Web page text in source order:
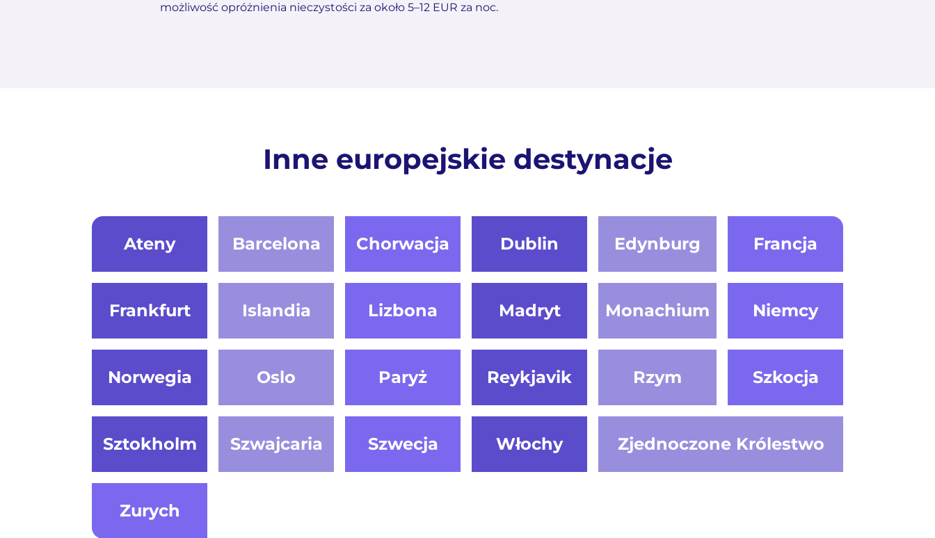
możliwość opróżnienia nieczystości za około 5–12 EUR za noc.
Inne europejskie destynacje
Ateny Barcelona Chorwacja Dublin Edynburg Francja
Frankfurt Islandia Lizbona Madryt Monachium Niemcy
Norwegia Oslo Paryż Reykjavik Rzym Szkocja
Sztokholm Szwajcaria Szwecja Włochy Zjednoczone Królestwo
Zurych